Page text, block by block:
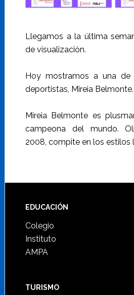
Llegamos a la última
de visualización.
Hoy mostramos a una de
deportistas, Mireia Belmonte.
Mireia Belmonte es
campeona del mundo.
2008, compite en los estilos
Footer
EDUCACIÓN
Colegio
Instituto
AMPA
TURISMO